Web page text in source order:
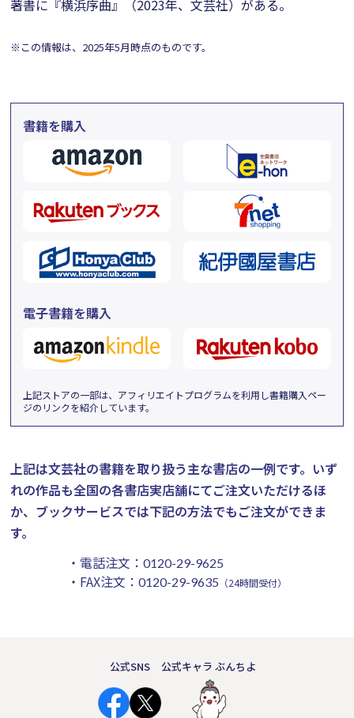
著書に『横浜序曲』（2023年、文芸社）がある。
※この情報は、2025年5月時点のものです。
書籍を購入
電子書籍を購入
上記ストアの一部は、アフィリエイトプログラムを利用し書籍購入ペー
ジのリンクを紹介しています。
上記は文芸社の書籍を取り扱う主な書店の一例です。 いず
れの作品も全国の各書店実店舗にてご注文いただけるほ
か、ブックサービスでは下記の方法でもご注文ができま
す。
・電話注文： 0120-29-9625
・FAX注文： 0120-29-9635 （24時間受付）
公式SNS 公式キャラ ぶんちよ